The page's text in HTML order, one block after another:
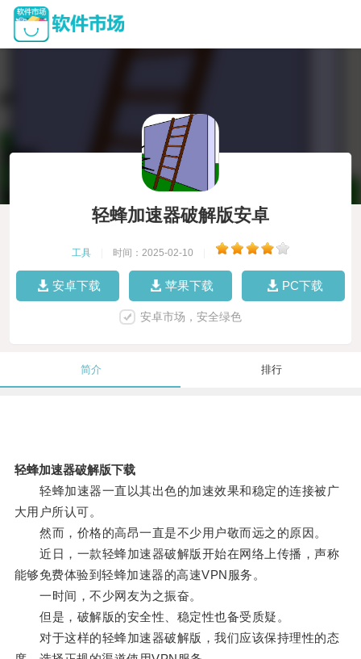
轻蜂加速器破解版安卓
工具 时间：2025-02-10
安卓下载 苹果下载 PC下载
安卓市场，安全绿色
简介 排行
轻蜂加速器破解版下载
轻蜂加速器一直以其出色的加速效果和稳定的连接被广
大用户所认可。
然而，价格的高昂一直是不少用户敬而远之的原因。
近日，一款轻蜂加速器破解版开始在网络上传播，声称
能够免费体验到轻蜂加速器的高速VPN服务。
一时间，不少网友为之振奋。
但是，破解版的安全性、稳定性也备受质疑。
对于这样的轻蜂加速器破解版，我们应该保持理性的态